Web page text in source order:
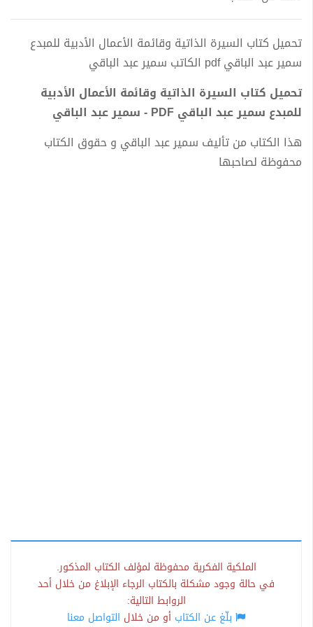
تحميل كتاب السيرة الذاتية وقائمة الأعمال الأدبية للمبدع
سمير عبد الباقي pdf الكاتب سمير عبد الباقي
تحميل كتاب السيرة الذاتية وقائمة الأعمال الأدبية
للمبدع سمير عبد الباقي PDF - سمير عبد الباقي
هذا الكتاب من تأليف سمير عبد الباقي و حقوق الكتاب
محفوظة لصاحبها
الملكية الفكرية محفوظة لمؤلف الكتاب المذكور.
في حالة وجود مشكلة بالكتاب الرجاء الإبلاغ من خلال أحد
الروابط التالية:
بلّغ عن الكتاب أو من خلال التواصل معنا